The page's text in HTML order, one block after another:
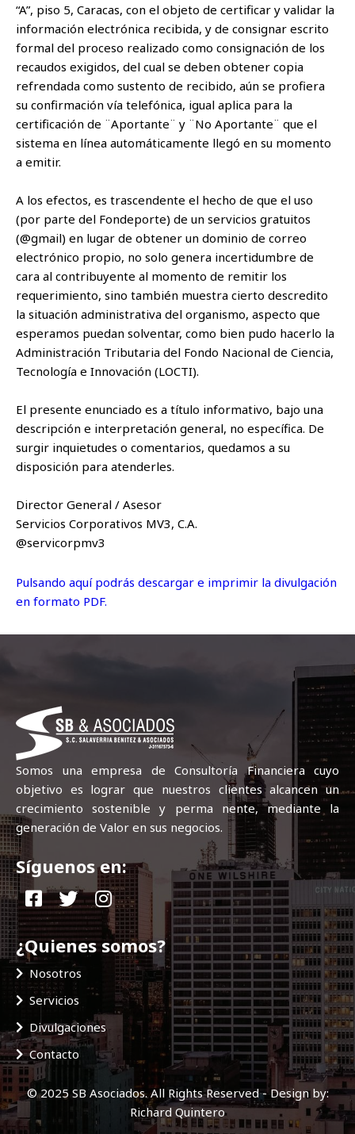
“A”, piso 5, Caracas, con el objeto de certificar y validar la
información electrónica recibida, y de consignar escrito
formal del proceso realizado como consignación de los
recaudos exigidos, del cual se deben obtener copia
refrendada como sustento de recibido, aún se profiera
su confirmación vía telefónica, igual aplica para la
certificación de ¨Aportante¨ y ¨No Aportante¨ que el
sistema en línea automáticamente llegó en su momento
a emitir.
A los efectos, es trascendente el hecho de que el uso
(por parte del Fondeporte) de un servicios gratuitos
(@gmail) en lugar de obtener un dominio de correo
electrónico propio, no solo genera incertidumbre de
cara al contribuyente al momento de remitir los
requerimiento, sino también muestra cierto descredito
la situación administrativa del organismo, aspecto que
esperamos puedan solventar, como bien pudo hacerlo la
Administración Tributaria del Fondo Nacional de Ciencia,
Tecnología e Innovación (LOCTI).
El presente enunciado es a título informativo, bajo una
descripción e interpretación general, no específica. De
surgir inquietudes o comentarios, quedamos a su
disposición para atenderles.
Director General / Asesor
Servicios Corporativos MV3, C.A.
@servicorpmv3
Pulsando aquí podrás descargar e imprimir la divulgación
en formato PDF.
Somos una empresa de Consultoría Financiera cuyo
objetivo es lograr que nuestros clientes alcancen un
crecimiento sostenible y perma nente, mediante la
generación de Valor en sus negocios.
Síguenos en:
¿Quienes somos?
Nosotros
Servicios
Divulgaciones
Contacto
© 2025 SB Asociados. All Rights Reserved - Design by:
Richard Quintero